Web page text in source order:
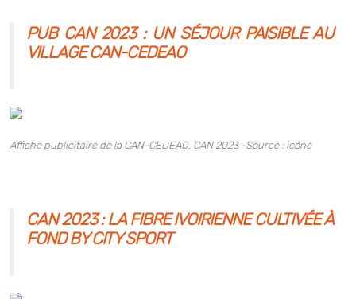
PUB CAN 2023 : UN SÉJOUR PAISIBLE AU
VILLAGE CAN-CEDEAO
Affiche publicitaire de la CAN-CEDEAO, CAN 2023 -Source : icône
CAN 2023 : LA FIBRE IVOIRIENNE CULTIVÉE À
FOND BY CITY SPORT